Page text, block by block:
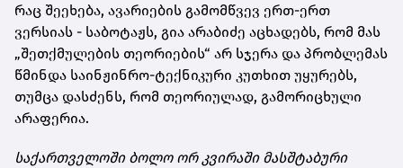
რაც შეეხება, ავარიების გამომწვევ ერთ-ერთ
ვერსიას - საბოტაჟს, გია არაბიძე აცხადებს, რომ მას
„შეთქმულების თეორიების“ არ სჯერა და პრობლემას
წმინდა საინჟინრო-ტექნიკური კუთხით უყურებს,
თუმცა დასძენს, რომ თეორიულად, გამორიცხული
არაფერია.
საქართველოში ბოლო ორ კვირაში მასშტაბური